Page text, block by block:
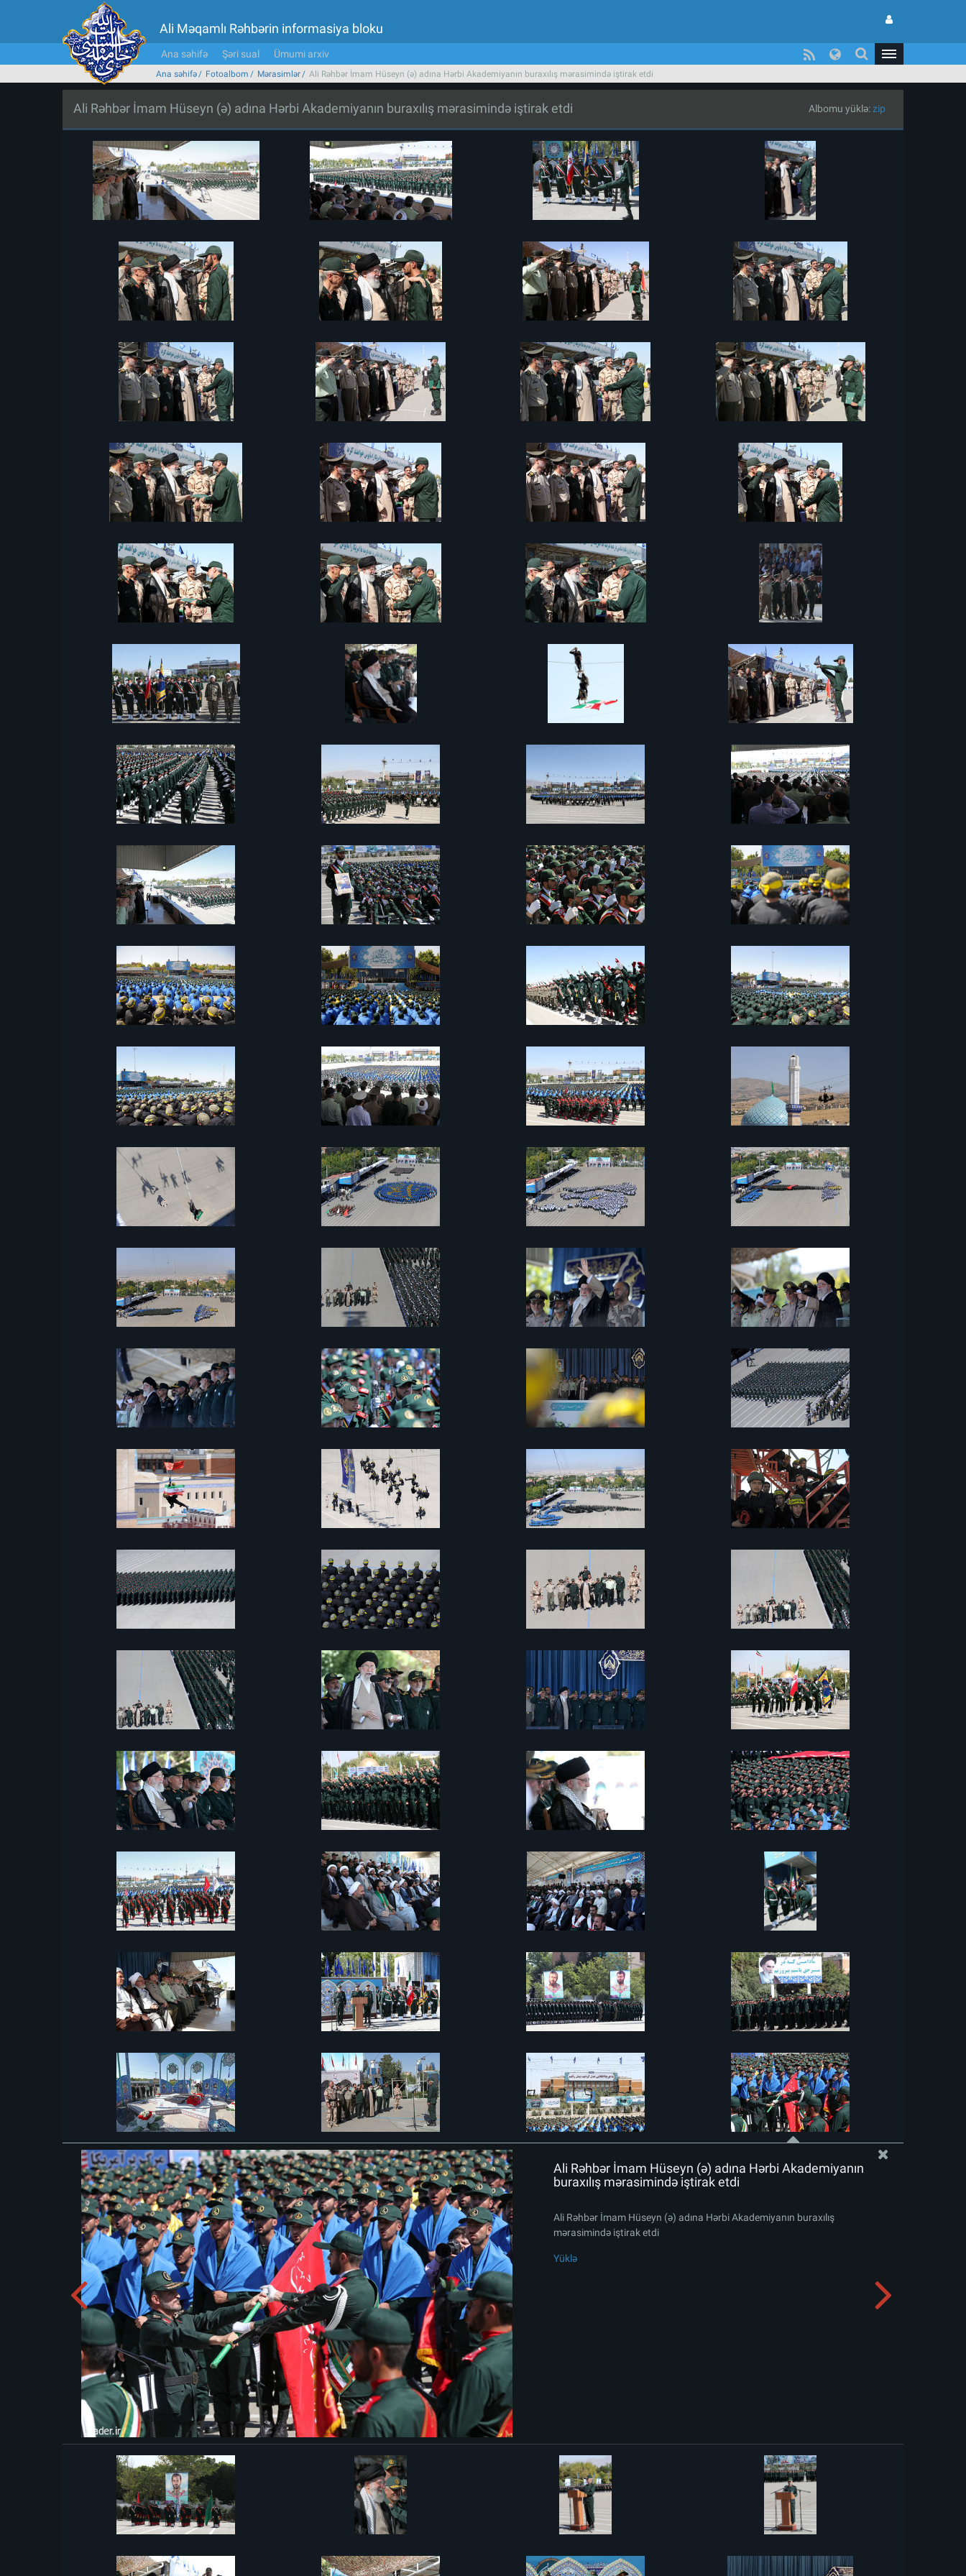
Ali Məqamlı Rəhbərin informasiya bloku
Ana səhifə Şəri sual Ümumi arxiv
Ana səhifə Fotoalbom Mərasimlər Ali Rəhbər İmam Hüseyn (ə) adına Hərbi Akademiyanın buraxılış mərasimində iştirak etdi
Ali Rəhbər İmam Hüseyn (ə) adına Hərbi Akademiyanın buraxılış mərasimində iştirak etdi Albomu yüklə:zip
Ali Rəhbər İmam Hüseyn (ə) adına Hərbi Akademiyanın
buraxılış mərasimində iştirak etdi
Ali Rəhbər İmam Hüseyn (ə) adına Hərbi Akademiyanın buraxılış
mərasimində iştirak etdi
Yüklə